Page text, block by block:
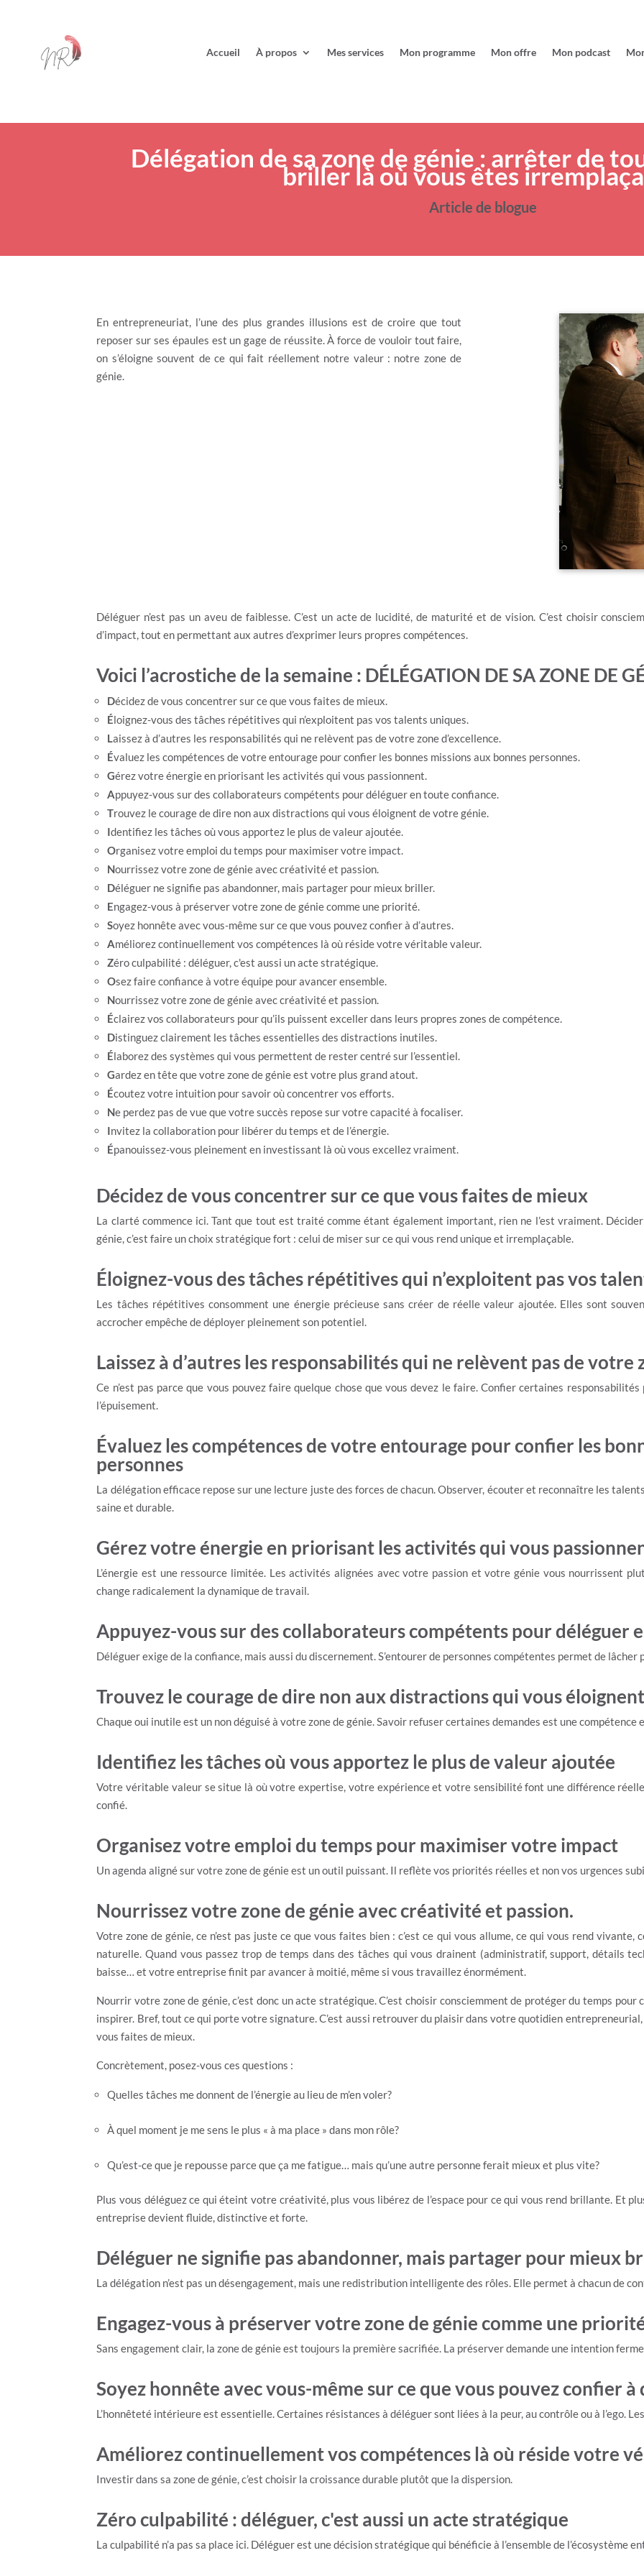
Accueil À propos Mes services Mon programme Mon offre Mon podcast
Délégation de sa zone de génie : arrêter de
briller là où vous êtes
Article de blogue
En entrepreneuriat, l’une des plus grandes illusions est de croire que tout
reposer sur ses épaules est un gage de réussite. À force de vouloir tout faire,
on s’éloigne souvent de ce qui fait réellement notre valeur : notre zone de
génie.
Déléguer n’est pas un aveu de faiblesse. C’est un acte de lucidité, de maturité et de vision. C’est choisir
d’impact, tout en permettant aux autres d’exprimer leurs propres compétences.
Voici l’acrostiche de la semaine : DÉLÉGATION DE SA ZONE DE
Décidez de vous concentrer sur ce que vous faites de mieux.
Éloignez-vous des tâches répétitives qui n’exploitent pas vos talents uniques.
Laissez à d’autres les responsabilités qui ne relèvent pas de votre zone d’excellence.
Évaluez les compétences de votre entourage pour confier les bonnes missions aux bonnes personnes.
Gérez votre énergie en priorisant les activités qui vous passionnent.
Appuyez-vous sur des collaborateurs compétents pour déléguer en toute confiance.
Trouvez le courage de dire non aux distractions qui vous éloignent de votre génie.
Identifiez les tâches où vous apportez le plus de valeur ajoutée.
Organisez votre emploi du temps pour maximiser votre impact.
Nourrissez votre zone de génie avec créativité et passion.
Déléguer ne signifie pas abandonner, mais partager pour mieux briller.
Engagez-vous à préserver votre zone de génie comme une priorité.
Soyez honnête avec vous-même sur ce que vous pouvez confier à d’autres.
Améliorez continuellement vos compétences là où réside votre véritable valeur.
Zéro culpabilité : déléguer, c'est aussi un acte stratégique.
Osez faire confiance à votre équipe pour avancer ensemble.
Nourrissez votre zone de génie avec créativité et passion.
Éclairez vos collaborateurs pour qu’ils puissent exceller dans leurs propres zones de compétence.
Distinguez clairement les tâches essentielles des distractions inutiles.
Élaborez des systèmes qui vous permettent de rester centré sur l’essentiel.
Gardez en tête que votre zone de génie est votre plus grand atout.
Écoutez votre intuition pour savoir où concentrer vos efforts.
Ne perdez pas de vue que votre succès repose sur votre capacité à focaliser.
Invitez la collaboration pour libérer du temps et de l’énergie.
Épanouissez-vous pleinement en investissant là où vous excellez vraiment.
Décidez de vous concentrer sur ce que vous faites de mieux
La clarté commence ici. Tant que tout est traité comme étant également important, rien ne l’est vraiment.
génie, c’est faire un choix stratégique fort : celui de miser sur ce qui vous rend unique et irremplaçable.
Éloignez-vous des tâches répétitives qui n’exploitent pas vos
Les tâches répétitives consomment une énergie précieuse sans créer de réelle valeur ajoutée. Elles sont
accrocher empêche de déployer pleinement son potentiel.
Laissez à d’autres les responsabilités qui ne relèvent pas de votre
Ce n’est pas parce que vous pouvez faire quelque chose que vous devez le faire. Confier certaines
l’épuisement.
Évaluez les compétences de votre entourage pour confier les
personnes
La délégation efficace repose sur une lecture juste des forces de chacun. Observer, écouter et reconnaître les
saine et durable.
Gérez votre énergie en priorisant les activités qui vous
L’énergie est une ressource limitée. Les activités alignées avec votre passion et votre génie vous nourrissent
change radicalement la dynamique de travail.
Appuyez-vous sur des collaborateurs compétents pour déléguer
Déléguer exige de la confiance, mais aussi du discernement. S’entourer de personnes compétentes permet de
Trouvez le courage de dire non aux distractions qui vous
Chaque oui inutile est un non déguisé à votre zone de génie. Savoir refuser certaines demandes est une
Identifiez les tâches où vous apportez le plus de valeur ajoutée
Votre véritable valeur se situe là où votre expertise, votre expérience et votre sensibilité font une différence
confié.
Organisez votre emploi du temps pour maximiser votre impact
Un agenda aligné sur votre zone de génie est un outil puissant. Il reflète vos priorités réelles et non vos urgences
Nourrissez votre zone de génie avec créativité et passion.
Votre zone de génie, ce n’est pas juste ce que vous faites bien : c’est ce qui vous allume, ce qui vous rend
naturelle. Quand vous passez trop de temps dans des tâches qui vous drainent (administratif, support, détails
baisse… et votre entreprise finit par avancer à moitié, même si vous travaillez énormément.
Nourrir votre zone de génie, c’est donc un acte stratégique. C’est choisir consciemment de protéger du temps pour
inspirer. Bref, tout ce qui porte votre signature. C’est aussi retrouver du plaisir dans votre quotidien
vous faites de mieux.
Concrètement, posez-vous ces questions :
Quelles tâches me donnent de l’énergie au lieu de m’en voler?
À quel moment je me sens le plus « à ma place » dans mon rôle?
Qu’est-ce que je repousse parce que ça me fatigue… mais qu’une autre personne ferait mieux et plus vite?
Plus vous déléguez ce qui éteint votre créativité, plus vous libérez de l’espace pour ce qui vous rend brillante. Et
entreprise devient fluide, distinctive et forte.
Déléguer ne signifie pas abandonner, mais partager pour mieux
La délégation n’est pas un désengagement, mais une redistribution intelligente des rôles. Elle permet à chacun de
Engagez-vous à préserver votre zone de génie comme une
Sans engagement clair, la zone de génie est toujours la première sacrifiée. La préserver demande une intention
Soyez honnête avec vous-même sur ce que vous pouvez confier à
L’honnêteté intérieure est essentielle. Certaines résistances à déléguer sont liées à la peur, au contrôle ou à l’ego.
Améliorez continuellement vos compétences là où réside votre
Investir dans sa zone de génie, c’est choisir la croissance durable plutôt que la dispersion.
Zéro culpabilité : déléguer, c'est aussi un acte stratégique
La culpabilité n’a pas sa place ici. Déléguer est une décision stratégique qui bénéficie à l’ensemble de l’écosystème